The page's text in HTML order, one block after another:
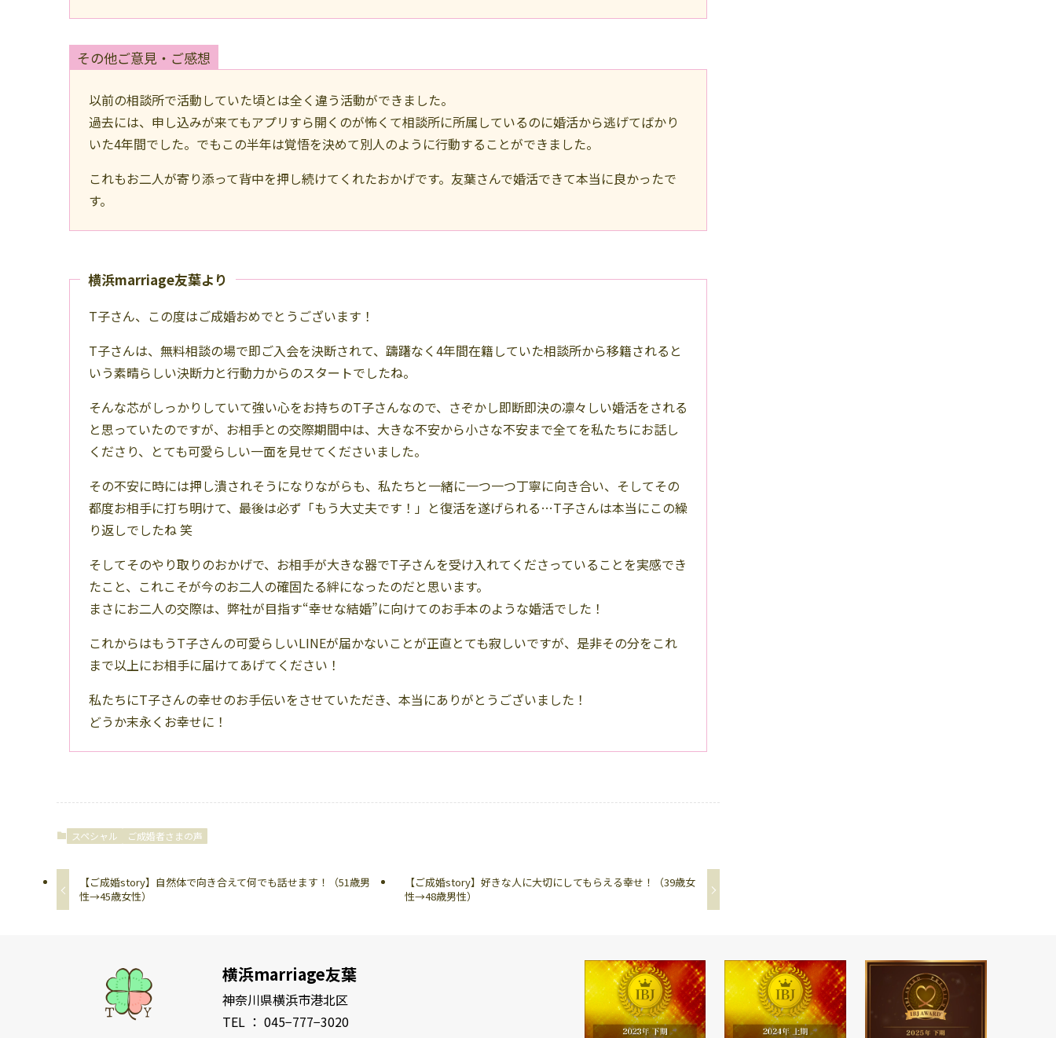
その他ご意見・ご感想
以前の相談所で活動していた頃とは全く違う活動ができました。
過去には、申し込みが来てもアプリすら開くのが怖くて相談所に所属しているのに婚活から逃げてばかり
いた4年間でした。でもこの半年は覚悟を決めて別人のように行動することができました。
これもお二人が寄り添って背中を押し続けてくれたおかげです。友葉さんで婚活できて本当に良かったで
す。
横浜marriage友葉より
T子さん、この度はご成婚おめでとうございます！
T子さんは、無料相談の場で即ご入会を決断されて、躊躇なく4年間在籍していた相談所から移籍されると
いう素晴らしい決断力と行動力からのスタートでしたね。
そんな芯がしっかりしていて強い心をお持ちのT子さんなので、さぞかし即断即決の凛々しい婚活をされる
と思っていたのですが、お相手との交際期間中は、大きな不安から小さな不安まで全てを私たちにお話し
くださり、とても可愛らしい一面を見せてくださいました。
その不安に時には押し潰されそうになりながらも、私たちと一緒に一つ一つ丁寧に向き合い、そしてその
都度お相手に打ち明けて、最後は必ず「もう大丈夫です！」と復活を遂げられる…T子さんは本当にこの繰
り返しでしたね 笑
そしてそのやり取りのおかげで、お相手が大きな器でT子さんを受け入れてくださっていることを実感でき
たこと、これこそが今のお二人の確固たる絆になったのだと思います。
まさにお二人の交際は、弊社が目指す“幸せな結婚”に向けてのお手本のような婚活でした！
これからはもうT子さんの可愛らしいLINEが届かないことが正直とても寂しいですが、是非その分をこれ
まで以上にお相手に届けてあげてください！
私たちにT子さんの幸せのお手伝いをさせていただき、本当にありがとうございました！
どうか末永くお幸せに！
スペシャル ご成婚者さまの声
【ご成婚story】自然体で向き合えて何でも話せます！（51歳男
性→45歳女性）
【ご成婚story】好きな人に大切にしてもらえる幸せ！（39歳女
性→48歳男性）
横浜marriage友葉
神奈川県横浜市港北区
TEL ： 045−777−3020